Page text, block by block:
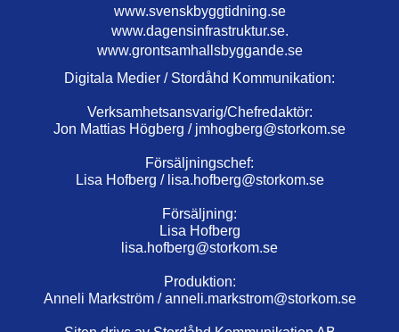
www.svenskbyggtidning.se
www.dagensinfrastruktur.se.
www.grontsamhallsbyggande.se
Digitala Medier / Stordåhd Kommunikation:
Verksamhetsansvarig/Chefredaktör:
Jon Mattias Högberg / jmhogberg@storkom.se
Försäljningschef:
Lisa Hofberg / lisa.hofberg@storkom.se
Försäljning:
Lisa Hofberg
lisa.hofberg@storkom.se
Produktion:
Anneli Markström /anneli.markstrom@storkom.se